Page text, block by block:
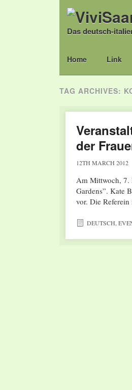
Das deutsch-
Main menu
Skip
Home Link
TAG ARCHIVES:
der
12TH MARCH 2012
Am Mittwoch, 7.
Gardens”. Kate
vor. Die
DEUTSCH,